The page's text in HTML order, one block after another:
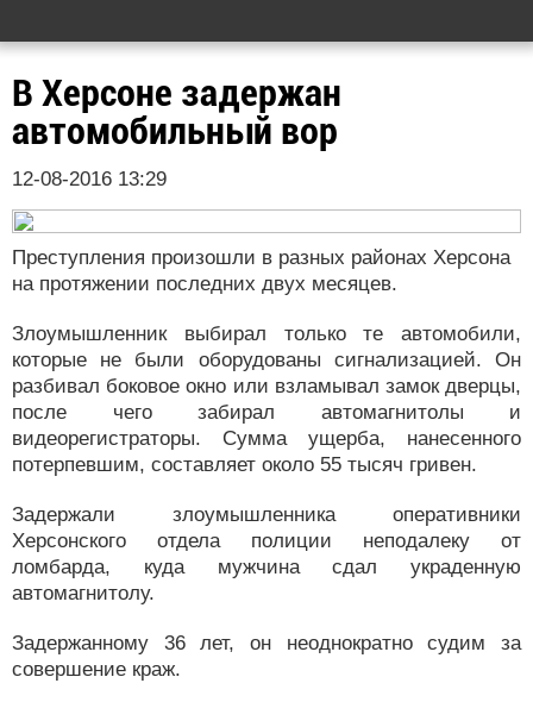
В Херсоне задержан
автомобильный вор
12-08-2016 13:29
Преступления произошли в разных районах Херсона
на протяжении последних двух месяцев.
Злоумышленник выбирал только те автомобили,
которые не были оборудованы сигнализацией. Он
разбивал боковое окно или взламывал замок дверцы,
после чего забирал автомагнитолы и
видеорегистраторы. Сумма ущерба, нанесенного
потерпевшим, составляет около 55 тысяч гривен.
Задержали злоумышленника оперативники
Херсонского отдела полиции неподалеку от
ломбарда, куда мужчина сдал украденную
автомагнитолу.
Задержанному 36 лет, он неоднократно судим за
совершение краж.